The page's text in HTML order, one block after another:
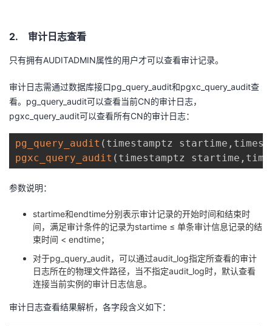
2. 审计日志查看
只有拥有AUDITADMIN属性的用户才可以查看审计记录。
审计日志需通过数据库接口pg_query_audit和pgxc_query_audit查
看。 pg_query_audit可以查看当前CN的审计日志，
pgxc_query_audit可以查看所有CN的审计日志：
pg_query_audit ( timestamptz startime ,
pgxc_query_audit ( timestamptz startime ,
参数说明：
startime和endtime分别表示审计记录的开始时间和结束时
间，满足审计条件的记录为startime ≤ 单条审计信息记录的结
束时间 < endtime；
对于pg_query_audit，可以通过audit_log指定所查看的审计
日志所在的物理文件路径，当不指定audit_log时，默认查看
连接当前实例的审计日志信息。
审计日志查看结果解析，各字段含义如下：